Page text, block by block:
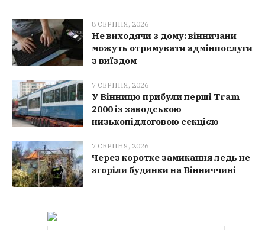
8 СЕРПНЯ, 2026
Не виходячи з дому: вінничани
можуть отримувати адмінпослуги
з виїздом
7 СЕРПНЯ, 2026
У Вінницю прибули перші Tram
2000 із заводською
низькопідлоговою секцією
7 СЕРПНЯ, 2026
Через коротке замикання ледь не
згоріли будинки на Вінниччині